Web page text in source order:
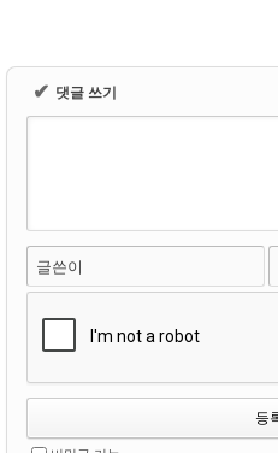
✔ 댓글 쓰기
글쓴이